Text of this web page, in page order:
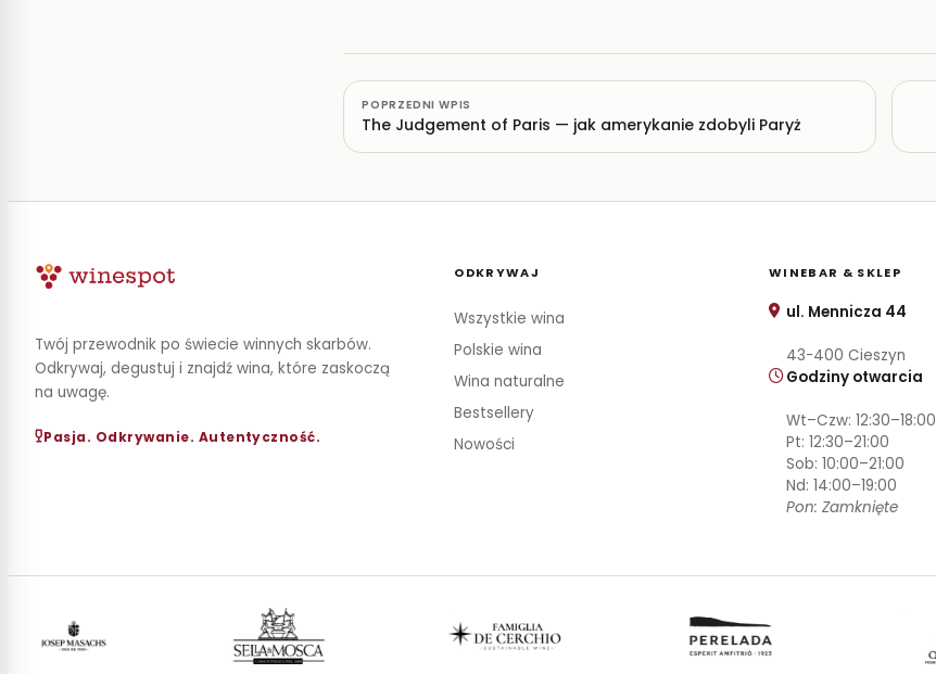
POPRZEDNI WPIS
The Judgement of Paris — jak amerykanie zdobyli Paryż
Twój przewodnik po świecie winnych skarbów.
Odkrywaj, degustuj i znajdź wina, które zaskoczą
na uwagę.
Pasja. Odkrywanie. Autentyczność.
ODKRYWAJ
Wszystkie wina
Polskie wina
Wina naturalne
Bestsellery
Nowości
WINEBAR & SKLEP
ul. Mennicza 44
43-400 Cieszyn
Godziny otwarcia
Wt–Czw: 12:30–18:00
Pt: 12:30–21:00
Sob: 10:00–21:00
Nd: 14:00–19:00
Pon: Zamknięte